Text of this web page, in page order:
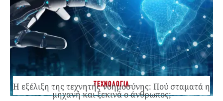
ΤΕΧΝΟΛΟΓΙΑ
Η εξέλιξη της τεχνητής νοημοσύνης: Πού σταματά η
μηχανή και ξεκινά ο άνθρωπος;